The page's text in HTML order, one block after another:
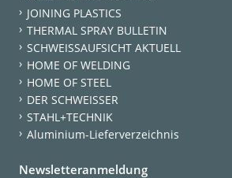
JOINING PLASTICS
THERMAL SPRAY BULLETIN
SCHWEISSAUFSICHT AKTUELL
HOME OF WELDING
HOME OF STEEL
DER SCHWEISSER
STAHL+TECHNIK
Aluminium-Lieferverzeichnis
Newsletteranmeldung